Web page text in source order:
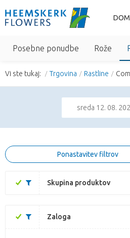
Posebne ponudbe Rože
Vi ste tukaj: Trgovina Rastline
sreda 12. 08.
Ponastavitev filtrov
Skupina produktov
Zaloga